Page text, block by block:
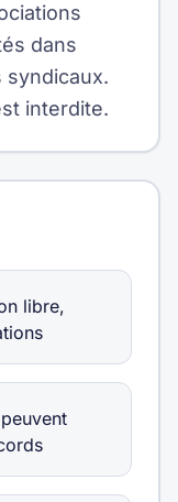
dans
syndicaux.
interdite.
libre,